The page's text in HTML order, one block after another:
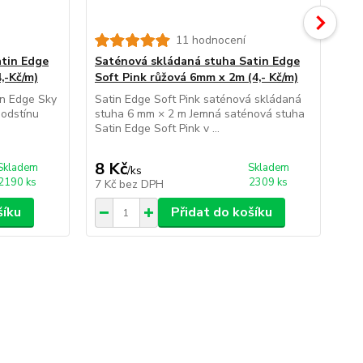
Edge
Kč/m)
Edge Sky
ks
11 hodnocení
Saténová skládaná stuha Satin Edge
Soft Pink růžová 6mm x 2m (4,- Kč/m)
Satin Edge Soft Pink saténová skládaná
stuha 6 mm × 2 m Jemná saténová stuha
Satin Edge Soft Pink v ...
8 Kč/ks
7 Kč bez DPH
Skladem
2309 ks
Přidat do košíku